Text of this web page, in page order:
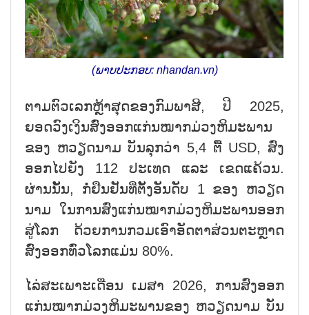
(ພາບ​ປະ​ກອບ: nhandan.vn)
ຕາມ​ຕົວ​ເລກ​ຫຼ້າ​ສຸດ​ຂອງ​ກົມ​ພາ​ສີ, ປີ 2025,
ຍອດ​ວົງ​ເງິນ​ສົ່ງ​ອອກ​ແກ່ນໝາກມ່ວງຫິມະພານ
ຂອງ ຫວຽດ​ນາມ ບັນ​ລຸກວ່າ 5,4 ຕື້ USD, ສົ່ງ​
ອອກ​ໄປ​ຍັງ 112 ປະ​ເທດ ແລະ ເຂດ​ແຄ້ວນ.
ຜ່ານນັ້ນ, ກໍ່ຢືນ​ຢັນທີ່​ຕັ້ງ​ອັນ​ດັບ 1 ຂອງ ຫວຽດ​
ນາມ ໃນ​ການ​ສົ່ງແກ່ນໝາກມ່ວງຫິມະພານອອກ​
ສູ່​ໂລກ ດ້ວຍ​ການກວມ​ເອົາ​ອັດ​ຕາ​ສ່ວນ​ຕະ​ຫຼາດ
ສົ່ງອອກ​ທົ່ວ​ໂລກ​ແມ່ນ 80%.
ໄລ່​ສະ​ເພາະ​ເດື​ອນ ເມ​ສາ 2026, ການ​ສົ່ງ​ອອກ
ແກ່ນໝາກມ່ວງຫິມະພານຂອງ ຫວຽດ​ນາມ ບັນ​